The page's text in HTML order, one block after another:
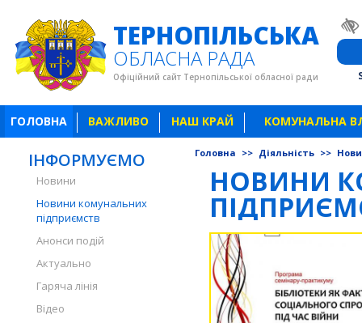
ТЕРНОПІЛЬСЬКА
ОБЛАСНА РАДА
Офіційний сайт Тернопільської обласної ради
ГОЛОВНА ВАЖЛИВО НАШ КРАЙ КОМУНАЛЬНА
ІНФОРМУЄМО
Новини
Новини комунальних
підприємств
Анонси подій
Актуально
Гаряча лінія
Відео
Головна >> Діяльність >>
НОВИНИ